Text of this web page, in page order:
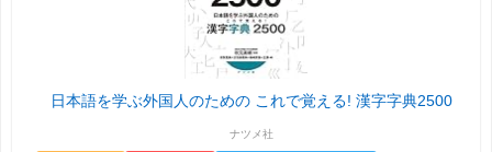
日本語を学ぶ外国人のための これで覚える! 漢字字典2500
ナツメ社